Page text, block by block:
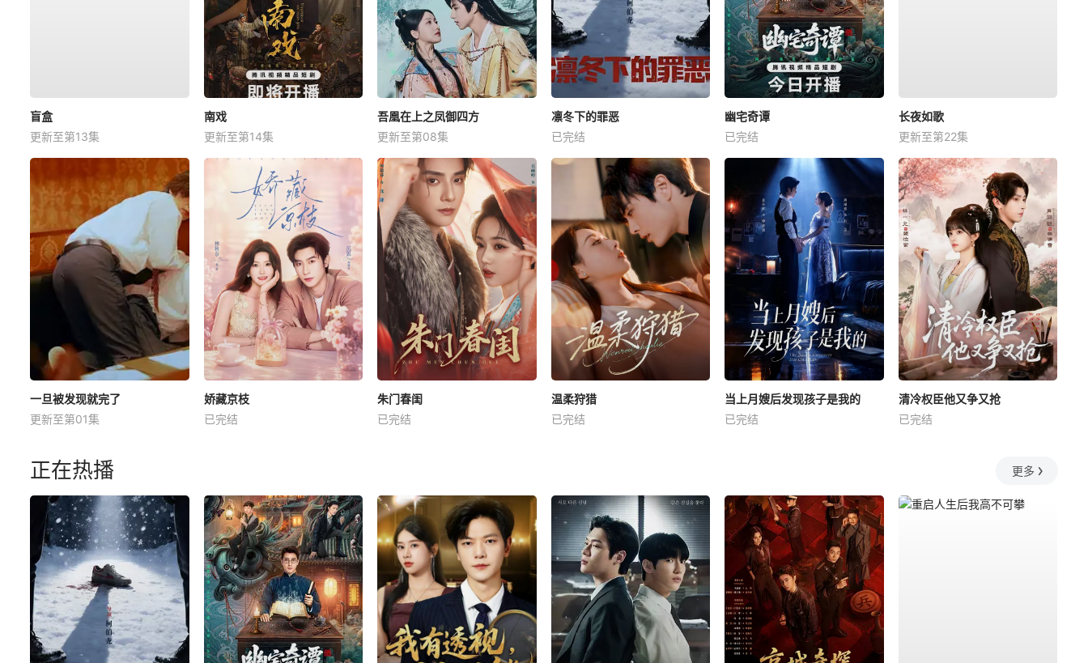
盲盒
更新至第13集
南戏
更新至第14集
吾凰在上之凤御四方
更新至第08集
凛冬下的罪恶
已完结
幽宅奇谭
已完结
长夜如歌
更新至第22集
一旦被发现就完了
更新至第01集
娇藏京枝
已完结
朱门春闺
已完结
温柔狩猎
已完结
当上月嫂后发现孩子是我的
已完结
清冷权臣他又争又抢
已完结
正在热播 更多